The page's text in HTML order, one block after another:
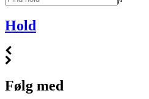
Hold
Følg med